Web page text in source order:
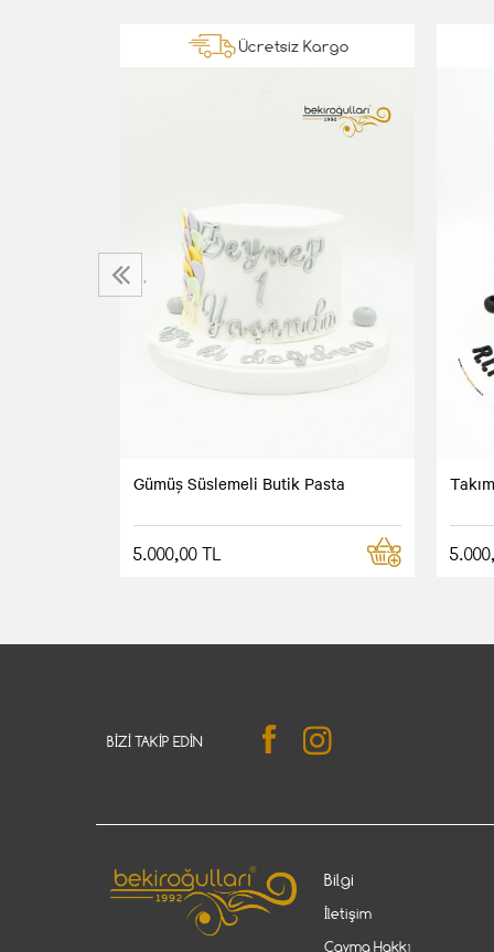
Ücretsiz Kargo
Gümüş Süslemeli Butik Pasta
5.000,00 TL
‹
BIZI TAKIP EDIN
Bilgi
İletişim
Cayma Hakkı